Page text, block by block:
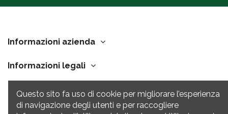
Informazioni azienda
Informazioni legali
Link Utili
Questo sito fa uso di cookie per migliorare l’esperienza
di navigazione degli utenti e per raccogliere